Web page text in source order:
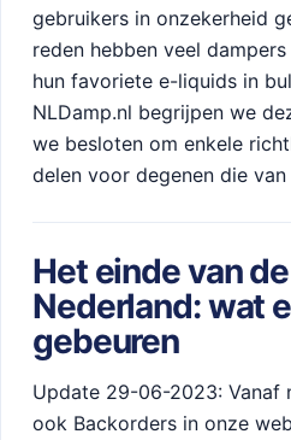
gebruikers in onzekerheid
reden hebben veel
hun favoriete e-liquids in
NLDamp.nl begrijpen we
we besloten om enkele
delen voor degenen die
Het einde van
Nederland: wat
gebeuren
Update 29-06-2023: Vanaf
ook Backorders in onze